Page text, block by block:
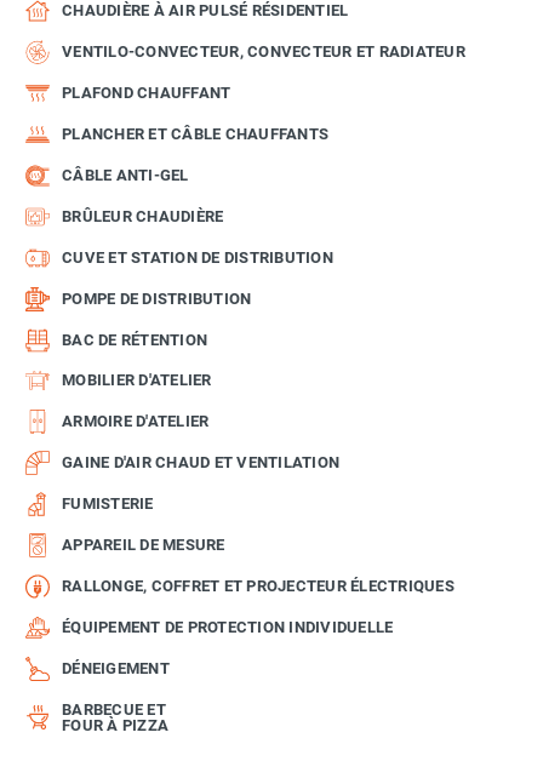
CHAUDIÈRE À AIR PULSÉ RÉSIDENTIEL
VENTILO-CONVECTEUR, CONVECTEUR ET RADIATEUR
PLAFOND CHAUFFANT
PLANCHER ET CÂBLE CHAUFFANTS
CÂBLE ANTI-GEL
BRÛLEUR CHAUDIÈRE
CUVE ET STATION DE DISTRIBUTION
POMPE DE DISTRIBUTION
BAC DE RÉTENTION
MOBILIER D'ATELIER
ARMOIRE D'ATELIER
GAINE D'AIR CHAUD ET VENTILATION
FUMISTERIE
APPAREIL DE MESURE
RALLONGE, COFFRET ET PROJECTEUR ÉLECTRIQUES
ÉQUIPEMENT DE PROTECTION INDIVIDUELLE
DÉNEIGEMENT
BARBECUE ET
FOUR À PIZZA